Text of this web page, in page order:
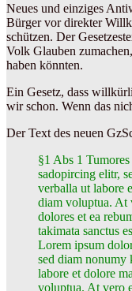
Neues und einziges
Bürger vor direkter
schützen. Der
Volk Glauben
haben könnten.
Ein Gesetz, dass
wir schon. Wenn das
Der Text des neuen
§1 Abs 1
sadopircing elitr,
verballa ut labore
diam voluptua. At
dolores et ea
takimata sanctus
Lorem ipsum
sed diam nonumy
labore et dolore
voluptua. At vero